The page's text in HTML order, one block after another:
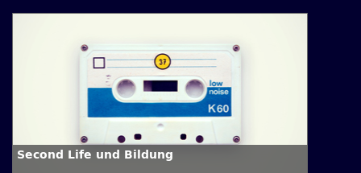
Second Life und Bildung